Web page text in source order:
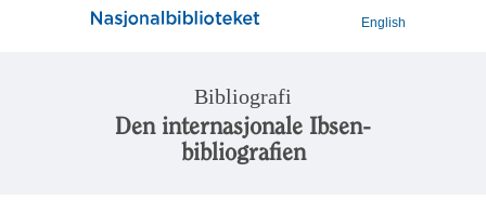
English
Bibliografi
Den internasjonale Ibsen-
bibliografien